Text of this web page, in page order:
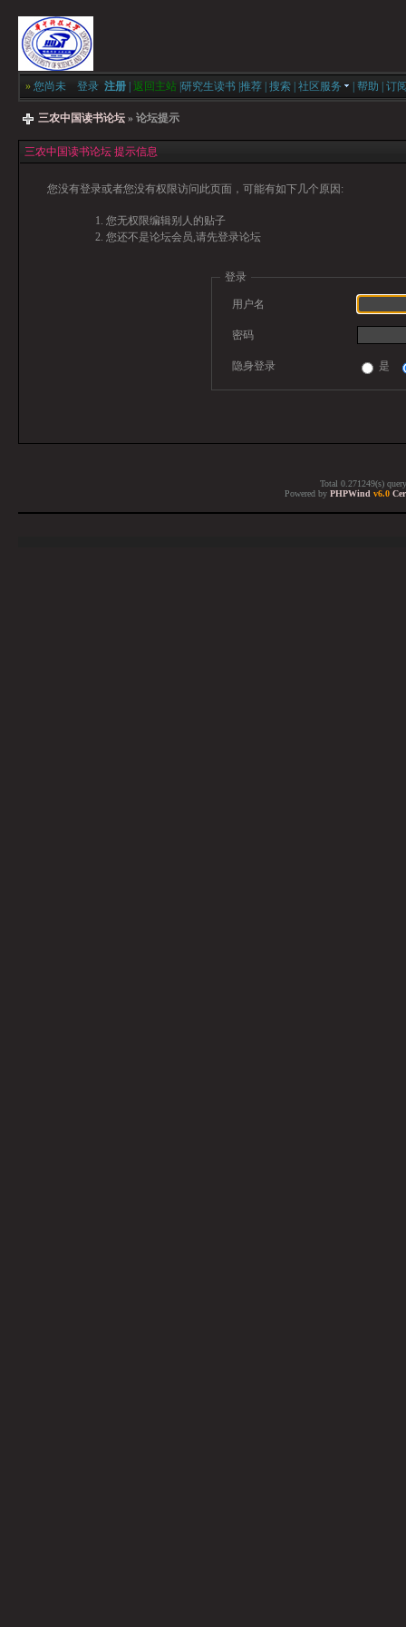
» 您尚未 登录 注册 返回主站 研究生读书 推荐 搜索 社区服务 帮助 订
三农中国读书论坛 » 论坛提示
三农中国读书论坛 提示信息
您没有登录或者您没有权限访问此页面，可能有如下几个原因:
您无权限编辑别人的贴子
您还不是论坛会员,请先登录论坛
登录
用户名
密码
隐身登录 是
Total 0.271249(s)
Powered by PHPWind v6.0